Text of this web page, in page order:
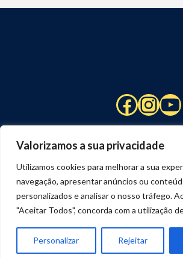
Valorizamos a sua privacidade
Utilizamos cookies para melhorar a sua
navegação, apresentar anúncios ou
personalizados e analisar o nosso tráfego.
"Aceitar Todos", concorda com a utilização
Personalizar Rejeitar